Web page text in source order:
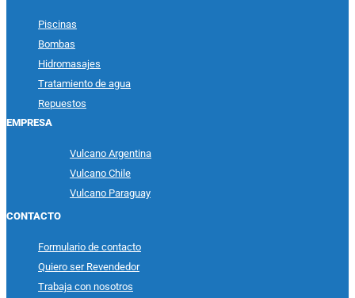
Piscinas
Bombas
Hidromasajes
Tratamiento de agua
Repuestos
EMPRESA
Vulcano Argentina
Vulcano Chile
Vulcano Paraguay
CONTACTO
Formulario de contacto
Quiero ser Revendedor
Trabaja con nosotros